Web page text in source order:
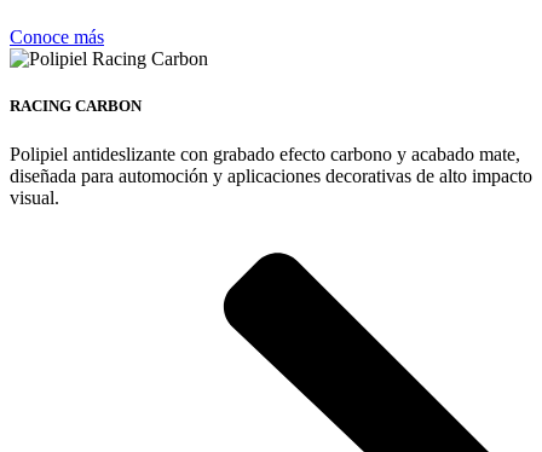
Conoce más
RACING CARBON
Polipiel antideslizante con grabado efecto carbono y acabado mate,
diseñada para automoción y aplicaciones decorativas de alto impacto
visual.